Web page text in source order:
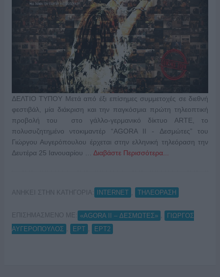
ΔΕΛΤΙΟ ΤΥΠΟΥ Μετά από έξι επίσημες συμμετοχές σε διεθνή
φεστιβάλ, μία διάκριση και την παγκόσμια πρώτη τηλεοπτική
προβολή του στο γάλλο-γερμανικό δίκτυο ARTE, το
πολυσυζητημένο ντοκιμαντέρ “AGORA II - Δεσμώτες” του
Γιώργου Αυγερόπουλου έρχεται στην ελληνική τηλεόραση την
Δευτέρα 25 Ιανουαρίου … Διαβάστε Περισσότερα...
ΑΝΗΚΕΙ ΣΤΗΝ ΚΑΤΗΓΟΡΙΑ: INTERNET ΤΗΛΕΟΡΑΣΗ
ΕΠΙΣΗΜΑΣΜΕΝΟ ΜΕ: «AGORA II – ΔΕΣΜΩΤΕΣ»
ΓΙΩΡΓΟΣ
ΑΥΓΕΡΟΠΟΥΛΟΣ
ΕΡΤ ΕΡΤ2